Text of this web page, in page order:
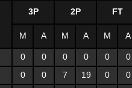
3P 2P FT
M A M A M A
0 0 0 0 0
0
0 0 7 19 0
0